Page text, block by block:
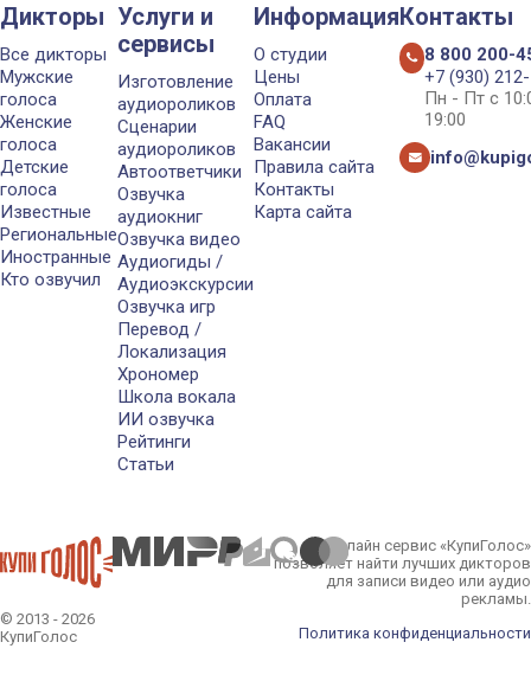
Дикторы
Все дикторы
Мужские
голоса
Женские
голоса
Детские
голоса
Известные
Региональные
Иностранные
Кто озвучил
Услуги и
сервисы
Изготовление
аудиороликов
Сценарии
аудиороликов
Автоответчики
Озвучка
аудиокниг
Озвучка видео
Аудиогиды /
Аудиоэкскурсии
Озвучка игр
Перевод /
Локализация
Хрономер
Школа вокала
ИИ озвучка
Рейтинги
Статьи
Информация
О студии
Цены
Оплата
FAQ
Вакансии
Правила сайта
Контакты
Карта сайта
Контакты
8 800 200-
+7 (930)
Пн - Пт с
19:00
© 2013 - 2026
КупиГолос
Онлайн сервис «КупиГолос»
позволяет найти лучших дикторов
для записи видео или аудио
рекламы.
Политика конфиденциальности